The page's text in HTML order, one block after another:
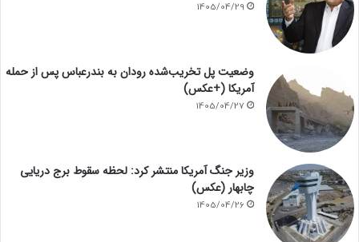
1405/04/29
وضعیت پل تخریب‌شده رودان به بندرعباس پس از حمله
آمریکا (+عکس)
1405/04/27
وزیر جنگ آمریکا منتشر کرد: لحظه سقوط برج دریایی
چابهار (عکس)
1405/04/26